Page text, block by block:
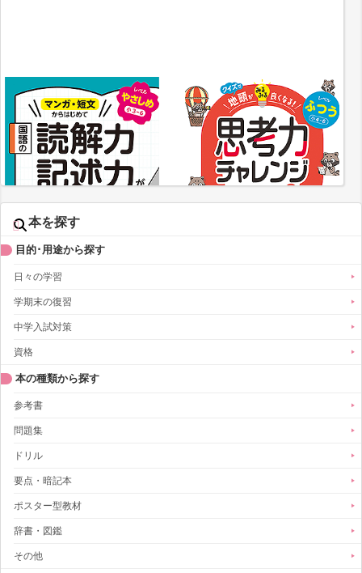
本を探す
目的･用途から探す
日々の学習
学期末の復習
中学入試対策
資格
本の種類から探す
参考書
問題集
ドリル
要点・暗記本
ポスター型教材
辞書・図鑑
その他